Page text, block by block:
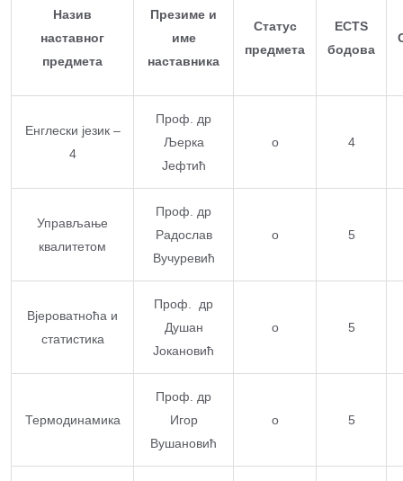
Назив
наставног
предмета
Презиме и
име
наставника
Статус
предмета
ECTS
бодова
Енглески језик –
4
Проф. др
Љерка
Јефтић
о 4
Управљање
квалитетом
Проф. др
Радослав
Вучуревић
о 5
Вјероватноћа и
статистика
Проф. др
Душан
Јокановић
о 5
Термодинамика
Проф. др
Игор
Вушановић
о 5